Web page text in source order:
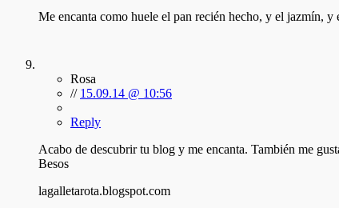
Me encanta como huele el pan recién hecho, y el jazmín,
Rosa
// 15.09.14 @ 10:56
Reply
Acabo de descubrir tu blog y me encanta. También me
Besos
lagalletarota.blogspot.com